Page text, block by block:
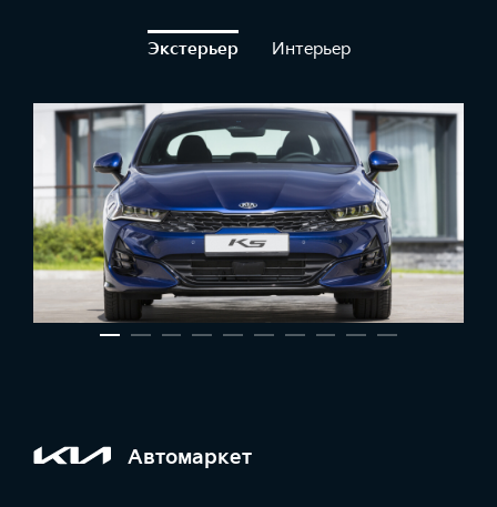
Экстерьер Интерьер
Автомаркет